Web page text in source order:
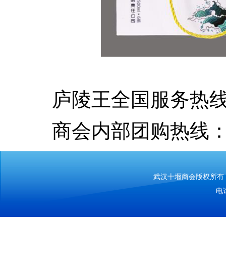
庐陵王全国服务热线
商会内部团购热线：
武汉十堰商会版权所
电